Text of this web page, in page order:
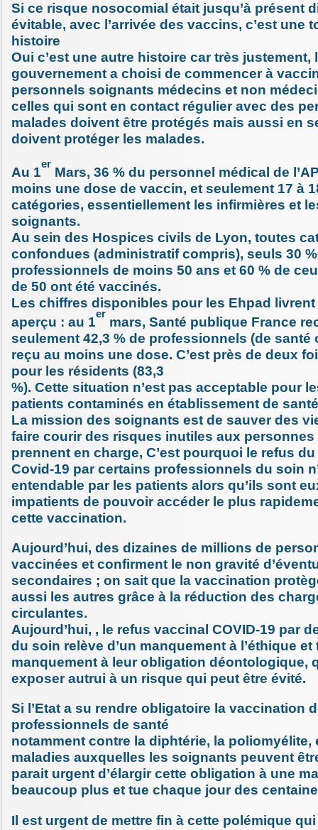
Si ce risque nosocomial était jusqu’à présent
évitable, avec l’arrivée des vaccins, c’est une
histoire
Oui c’est une autre histoire car très justement,
gouvernement a choisi de commencer à
personnels soignants médecins et non
celles qui sont en contact régulier avec des
malades doivent être protégés mais aussi en
doivent protéger les malades.
Au 1
er
Mars, 36 % du personnel médical de
moins une dose de vaccin, et seulement 17 à
catégories, essentiellement les infirmières et
soignants.
Au sein des Hospices civils de Lyon, toutes
confondues (administratif compris), seuls 30
professionnels de moins 50 ans et 60 % de
de 50 ont été vaccinés.
Les chiffres disponibles pour les Ehpad
aperçu : au 1
er
mars, Santé publique France
seulement 42,3 % de professionnels (de santé
reçu au moins une dose. C’est près de deux
pour les résidents (83,3
%). Cette situation n’est pas acceptable pour
patients contaminés en établissement de
La mission des soignants est de sauver des
faire courir des risques inutiles aux personnes
prennent en charge, C’est pourquoi le refus
Covid-19 par certains professionnels du soin
entendable par les patients alors qu’ils sont
impatients de pouvoir accéder le plus
cette vaccination.
Aujourd’hui, des dizaines de millions de
vaccinées et confirment le non gravité
secondaires ; on sait que la vaccination
aussi les autres grâce à la réduction des
circulantes.
Aujourd’hui, , le refus vaccinal COVID-19 par
du soin relève d’un manquement à l’éthique
manquement à leur obligation déontologique,
exposer autrui à un risque qui peut être évité.
Si l’Etat a su rendre obligatoire la vaccination
professionnels de santé
notamment contre la diphtérie, la poliomyélite,
maladies auxquelles les soignants peuvent
parait urgent d’élargir cette obligation à une
beaucoup plus et tue chaque jour des
Il est urgent de mettre fin à cette polémique